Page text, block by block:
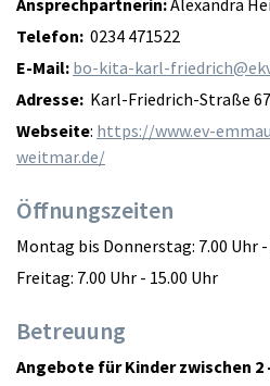
Ansprechpartnerin:Alexandra
Telefon: 0234 471522
E-Mail: bo-kita-karl-
Adresse: Karl-Friedrich-Straße
Webseite: https://www.ev-
weitmar.de/
Öffnungszeiten
Montag bis Donnerstag: 7.00 Uhr -
Freitag: 7.00 Uhr - 15.00 Uhr
Betreuung
Angebote für Kinder zwischen 2